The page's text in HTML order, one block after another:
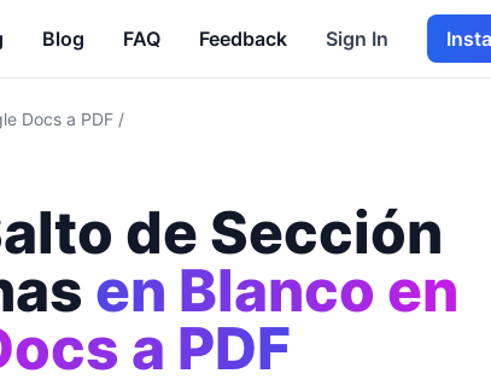
Blog FAQ Feedback Sign In
Docs a PDF /
de Sección
en Blanco en
a PDF